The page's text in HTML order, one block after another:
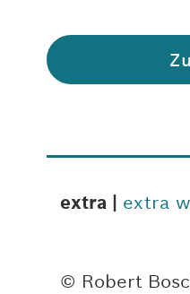
extra | extra
© Robert